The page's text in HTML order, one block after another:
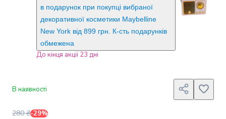
та
меди
Подарункові
набори
алкоголю
напої
в подарунок при покупці вибраної
декоративної косметики Maybelline
New York від 899 грн. К-сть подарунків
обмежена
До кінця акції 23 дні
В наявності
280 ₴-29%